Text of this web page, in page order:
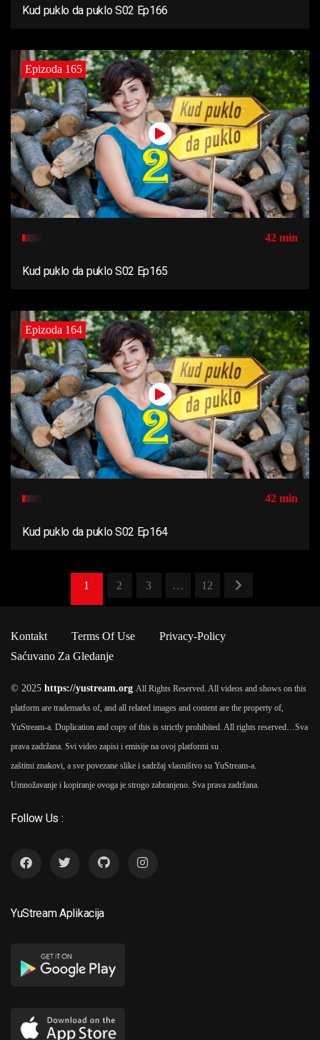
Kud puklo da puklo S02 Ep166
Epizoda 165
42 min
Kud puklo da puklo S02 Ep165
Epizoda 164
42 min
Kud puklo da puklo S02 Ep164
1 2 3 … 12
Kontakt Terms Of Use
Privacy-Policy
Saćuvano Za Gledanje
© 2025 https://yustream.org All Rights Reserved. All videos and shows on this
platform are trademarks of, and all related images and content are the property of,
YuStream-a. Duplication and copy of this is strictly prohibited. All rights reserved… Sva
prava zadržana. Svi video zapisi i emisije na ovoj platformi su
zaštitni znakovi, a sve povezane slike i sadržaj vlasništvo su YuStream-a.
Umnožavanje i kopiranje ovoga je strogo zabranjeno. Sva prava zadržana.
Follow Us :
YuStream Aplikacija